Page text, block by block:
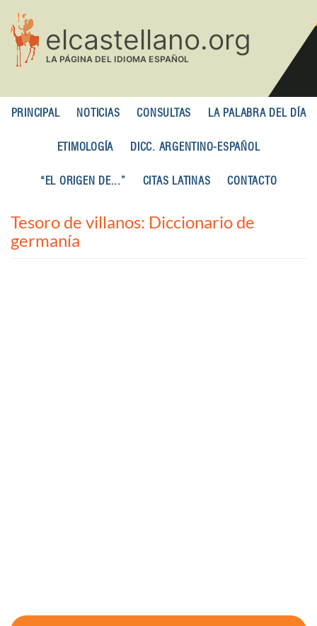
contenido
principal
PRINCIPAL NOTICIAS CONSULTAS LA PALABRA DEL DÍA
ETIMOLOGÍA DICC. ARGENTINO-ESPAÑOL
“EL ORIGEN DE...” CITAS LATINAS CONTACTO
Tesoro de villanos: Diccionario de
germanía